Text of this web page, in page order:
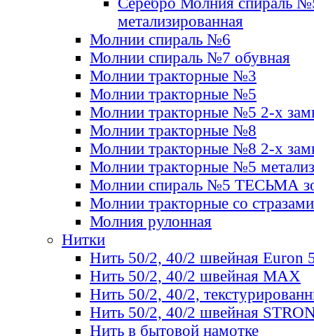
метализированная
Молнии спираль №6
Молнии спираль №7 обувная
Молнии тракторные №3
Молнии тракторные №5
Молнии тракторные №5 2-х
Молнии тракторные №8
Молнии тракторные №8 2-х
Молнии тракторные №5
Молнии спираль №5 ТЕСЬМА
Молнии тракторные со стразами
Молния рулонная
Нитки
Нить 50/2, 40/2 швейная Euron
Нить 50/2, 40/2 швейная МАХ
Нить 50/2, 40/2,
Нить 50/2, 40/2 швейная
Нить в бытовой намотке